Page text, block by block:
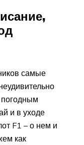
самые
и в уходе
F1 – о нем и
как